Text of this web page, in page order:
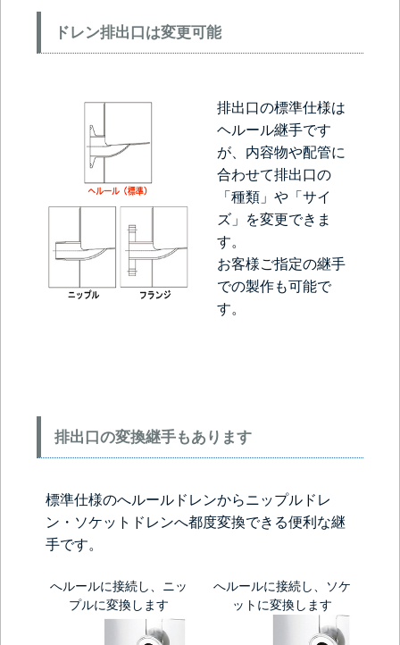
ドレン排出口は変更可能
排出口の標準仕様は
ヘルール継手です
が、内容物や配管に
合わせて排出口の
「種類」や「サイ
ズ」を変更できま
す。
お客様ご指定の継手
での製作も可能で
す。
排出口の変換継手もあります
標準仕様のへルールドレンからニップルドレ
ン・ソケットドレンへ都度変換できる便利な継
手です。
へルールに接続し、ニッ
プルに変換します
へルールに接続し、ソケ
ットに変換します